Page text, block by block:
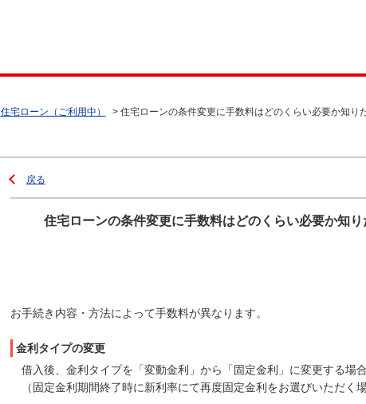
住宅ローン（ご利用中） > 住宅ローンの条件変更に手数料はどのくらい必要か知りた
戻る
住宅ローンの条件変更に手数料はどのくらい必要か知り
お手続き内容・方法によって手数料が異なります。
金利タイプの変更
借入後、金利タイプを「変動金利」から「固定金利」に変更する場
（固定金利期間終了時に新利率にて再度固定金利をお選びいただく